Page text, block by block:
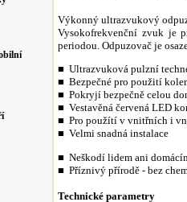
Výkonný ultrazvukový
Vysokofrekvenční zvuk je
periodou. Odpuzovač je
■ Ultrazvuková pulzní
■ Bezpečné pro použití
■ Pokryjí bezpečně celou
■ Vestavěná červená LED
■ Pro použítí v vnitřních i
■ Velmi snadná instalace
■ Neškodí lidem ani
■ Příznivý přírodě - bez
Technické parametry